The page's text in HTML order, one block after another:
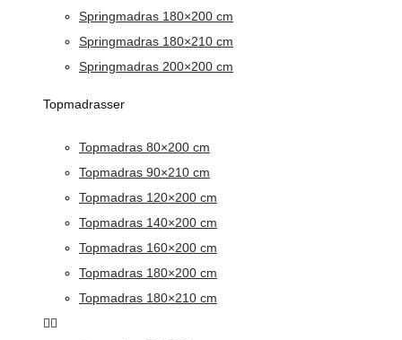
Springmadras 180×200 cm
Springmadras 180×210 cm
Springmadras 200×200 cm
Topmadrasser
Topmadras 80×200 cm
Topmadras 90×210 cm
Topmadras 120×200 cm
Topmadras 140×200 cm
Topmadras 160×200 cm
Topmadras 180×200 cm
Topmadras 180×210 cm